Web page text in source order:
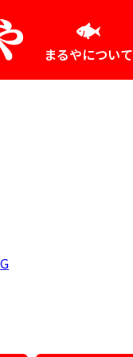
まるやについて